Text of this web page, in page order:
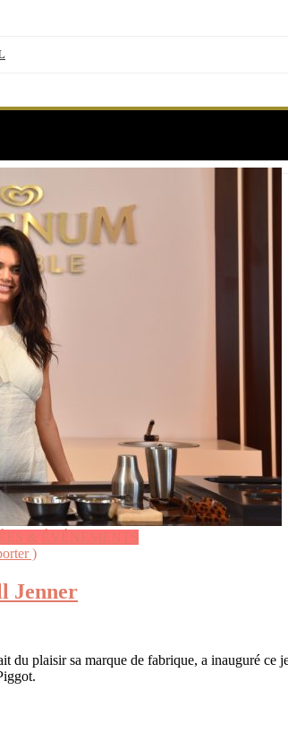
& ÉVÉNEMENTS
)
Jenner
du plaisir sa marque de fabrique, a inauguré